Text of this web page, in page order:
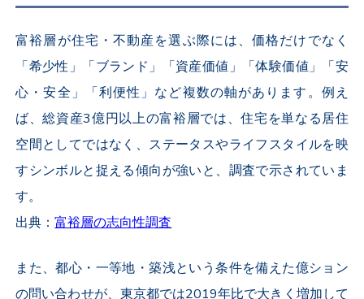
富裕層が住宅・不動産を選ぶ際には、価格だけでなく
「希少性」「ブランド」「資産価値」「体験価値」「安
心・安全」「利便性」など複数の軸があります。例え
ば、総資産3億円以上の富裕層では、住宅を単なる居住
空間としてではなく、ステータスやライフスタイルを映
すシンボルと捉える傾向が強いと、調査で示されていま
す。
出典：富裕層の志向性調査
また、都心・一等地・築浅という条件を備えた億ション
の問い合わせが、東京都では2019年比で大きく増加して